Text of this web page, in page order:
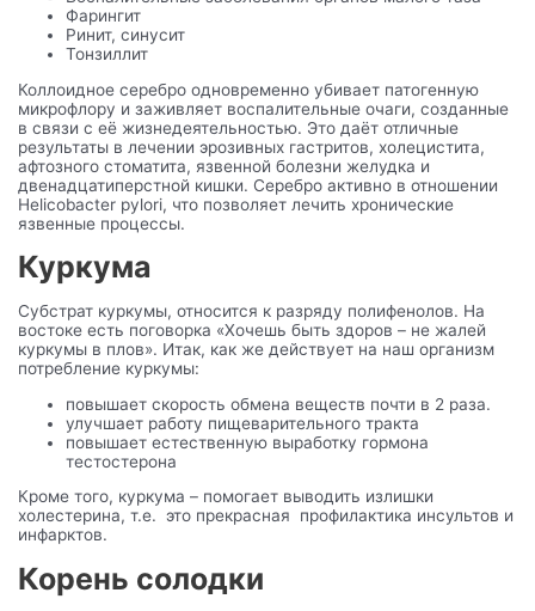
Фарингит
Ринит, синусит
Тонзиллит
Коллоидное серебро одновременно убивает патогенную
микрофлору и заживляет воспалительные очаги, созданные
в связи с её жизнедеятельностью. Это даёт отличные
результаты в лечении эрозивных гастритов, холецистита,
афтозного стоматита, язвенной болезни желудка и
двенадцатиперстной кишки. Серебро активно в отношении
Helicobacter pylori, что позволяет лечить хронические
язвенные процессы.
Куркума
Субстрат куркумы, относится к разряду полифенолов. На
востоке есть поговорка «Хочешь быть здоров – не жалей
куркумы в плов». Итак, как же действует на наш организм
потребление куркумы:
повышает скорость обмена веществ почти в 2 раза.
улучшает работу пищеварительного тракта
повышает естественную выработку гормона
тестостерона
Кроме того, куркума – помогает выводить излишки
холестерина, т.е. это прекрасная профилактика инсультов и
инфарктов.
Корень солодки